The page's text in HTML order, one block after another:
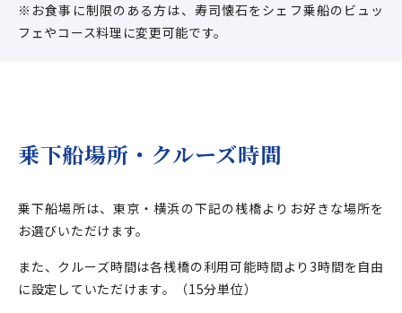
※お食事に制限のある方は、寿司懐石をシェフ乗船のビュッ
フェやコース料理に変更可能です。
乗下船場所・クルーズ時間
乗下船場所は、東京・横浜の下記の桟橋よりお好きな場所を
お選びいただけます。
また、クルーズ時間は各桟橋の利用可能時間より3時間を自由
に設定していただけます。（15分単位）